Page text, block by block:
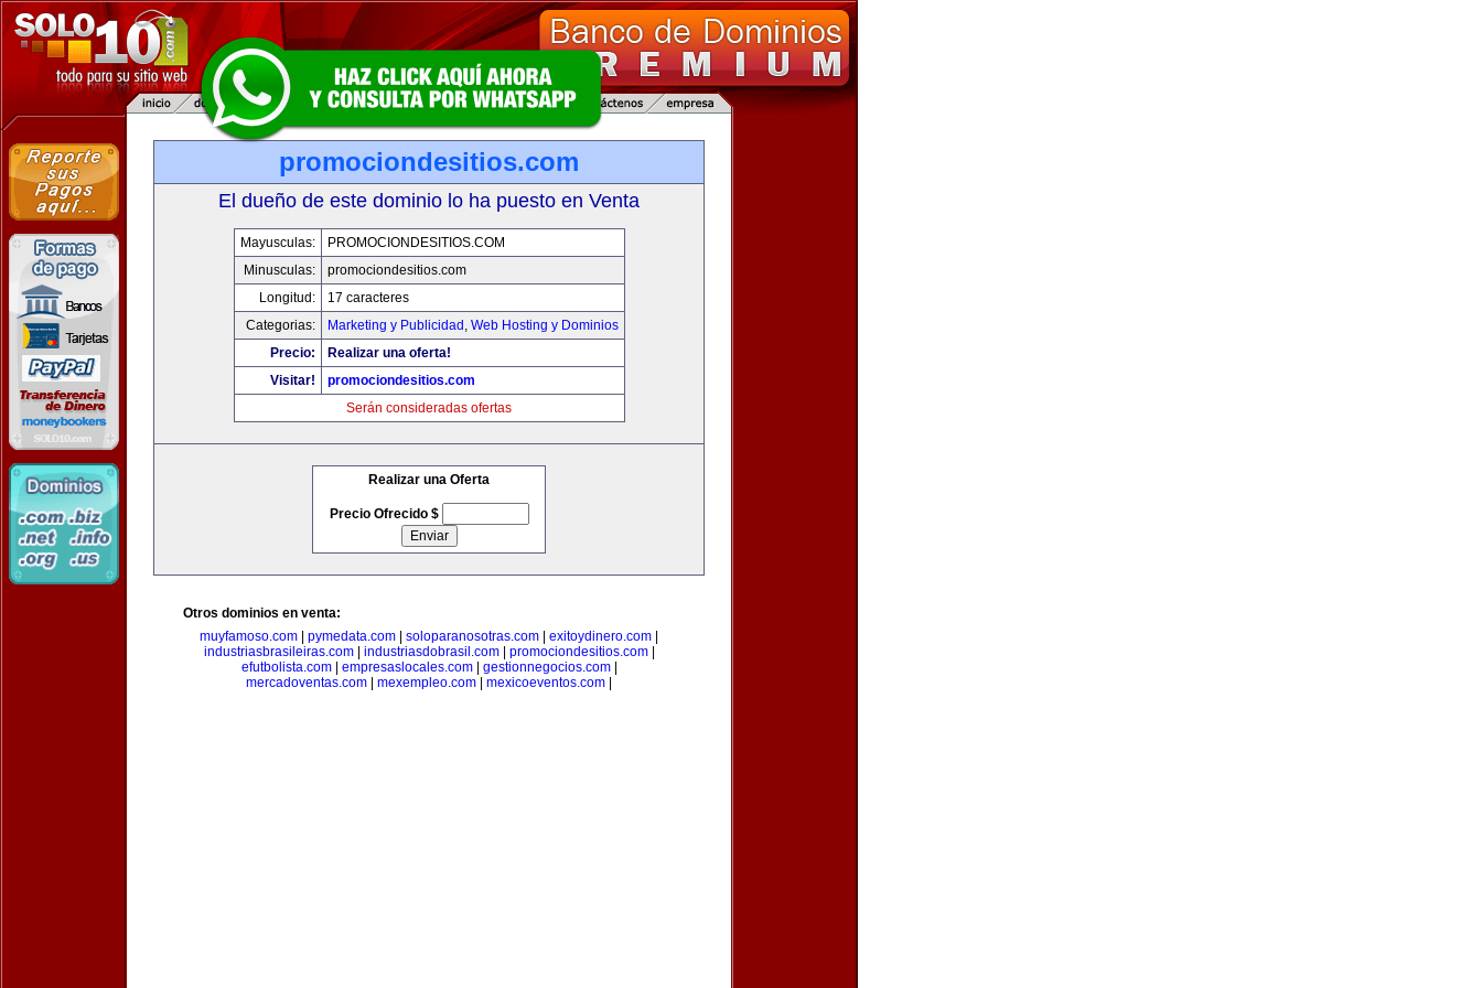
promociondesitios.com
El dueño de este dominio lo ha puesto en Venta
Mayusculas:
PROMOCIONDESITIOS.COM
Minusculas:
promociondesitios.com
Longitud:
17 caracteres
Categorias:
Marketing y Publicidad , Web Hosting y Dominios
Precio:
Realizar una oferta!
Visitar!
promociondesitios.com
Serán consideradas ofertas
Realizar una Oferta
Precio Ofrecido $
Otros dominios en venta:
muyfamoso.com
pymedata.com soloparanosotras.com exitoydinero.com
industriasbrasileiras.com| industriasdobrasil.com| promociondesitios.com|
efutbolista.com| empresaslocales.com| gestionnegocios.com|
mercadoventas.com
mexempleo.com mexicoeventos.com